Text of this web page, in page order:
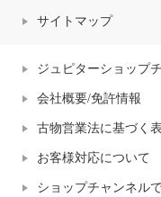
サイトマップ
ジュピターショップ
会社概要/免許情報
古物営業法に基づく
お客様対応について
ショップチャンネル